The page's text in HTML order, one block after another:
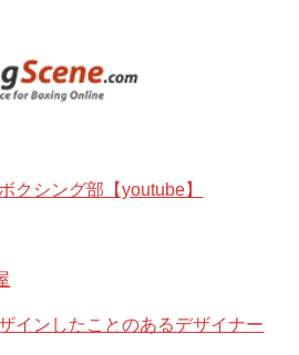
クシング部【youtube】
インしたことのあるデザイナー